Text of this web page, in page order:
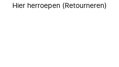
Hier herroepen (Retourneren)